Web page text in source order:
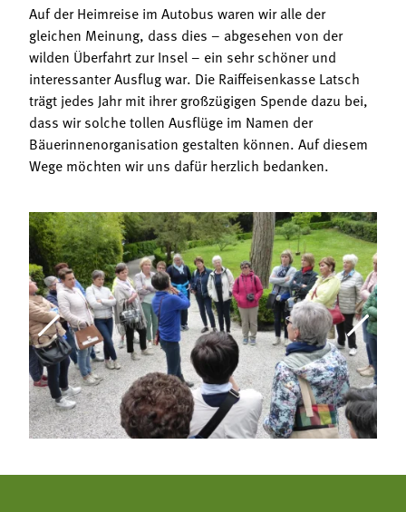
Auf der Heimreise im Autobus waren wir alle der
gleichen Meinung, dass dies – abgesehen von der
wilden Überfahrt zur Insel – ein sehr schöner und
interessanter Ausflug war. Die Raiffeisenkasse Latsch
trägt jedes Jahr mit ihrer großzügigen Spende dazu bei,
dass wir solche tollen Ausflüge im Namen der
Bäuerinnenorganisation gestalten können. Auf diesem
Wege möchten wir uns dafür herzlich bedanken.